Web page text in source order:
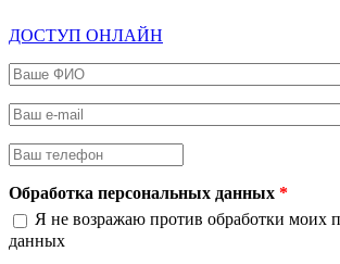
ДОСТУП ОНЛАЙН
Ваше ФИО
Ваш e-mail
Ваш телефон
Обработка персональных данных *
Я не возражаю против обработки моих
данных